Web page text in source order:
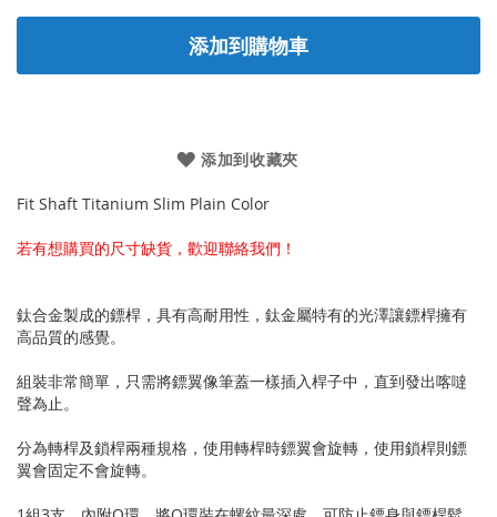
添加到購物車
添加到收藏夾
Fit Shaft Titanium Slim Plain Color
若有想購買的尺寸缺貨，歡迎聯絡我們！
鈦合金製成的鏢桿，具有高耐用性，鈦金屬特有的光澤讓鏢桿擁有
高品質的感覺。
組裝非常簡單，只需將鏢翼像筆蓋一樣插入桿子中，直到發出喀噠
聲為止。
分為轉桿及鎖桿兩種規格，使用轉桿時鏢翼會旋轉，使用鎖桿則鏢
翼會固定不會旋轉。